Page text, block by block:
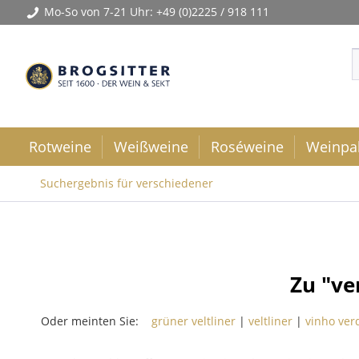
Mo-So von 7-21 Uhr: +49 (0)2225 / 918 111
Rotweine Weißweine Roséweine
Suchergebnis für verschiedener
Zu
Oder meinten Sie: grüner veltliner | veltliner | vinho